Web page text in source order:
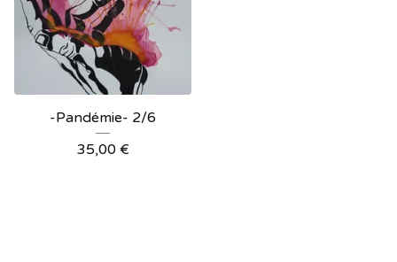
-Pandémie- 2/6
35,00 €